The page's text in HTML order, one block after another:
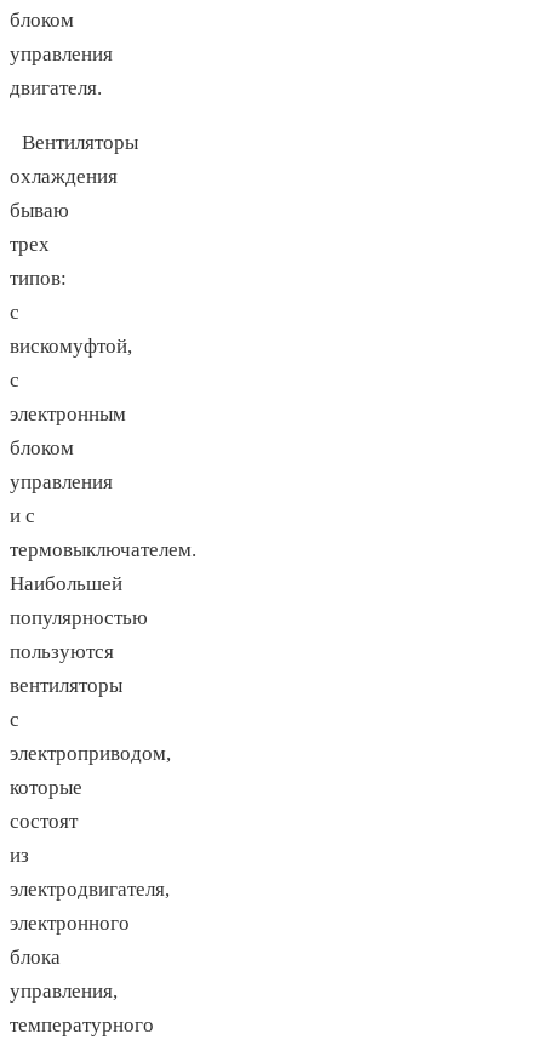
блоком
управления
двигателя.
Вентиляторы
охлаждения
бываю
трех
типов:
с
вискомуфтой,
с
электронным
блоком
управления
и с
термовыключателем.
Наибольшей
популярностью
пользуются
вентиляторы
с
электроприводом,
которые
состоят
из
электродвигателя,
электронного
блока
управления,
температурного